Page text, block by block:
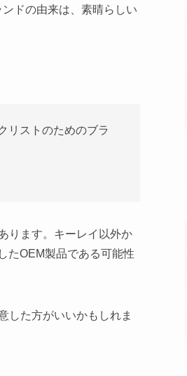
ドの由来は、素晴らしい
リストのためのブラ
ります。キーレイ以外か
たOEM製品である可能性
した方がいいかもしれま